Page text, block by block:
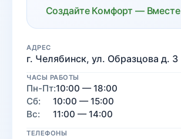
Создайте Комфорт —
АДРЕС
г. Челябинск, ул. Образцова д. 3
ЧАСЫ РАБОТЫ
Пн-Пт:10:00 — 18:00
Сб:
10:00 — 15:00
Вс:
11:00 — 14:00
ТЕЛЕФОНЫ